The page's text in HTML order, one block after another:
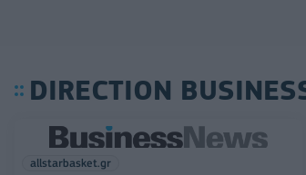
DIRECTION
allstarbasket.gr